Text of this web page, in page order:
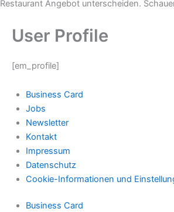
Restaurant Angebot unterscheiden.
User Profile
[em_profile]
Business Card
Jobs
Newsletter
Kontakt
Impressum
Datenschutz
Cookie-Informationen und
Business Card